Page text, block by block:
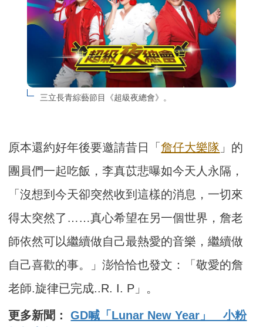
三立長青綜藝節目《超級夜總會》。
原本還約好年後要邀請昔日「詹仔大樂隊 」的
團員們一起吃飯，李真苡悲曝如今天人永隔，
「沒想到今天卻突然收到這樣的消息，一切來
得太突然了……真心希望在另一個世界，詹老
師依然可以繼續做自己最熱愛的音樂，繼續做
自己喜歡的事。」澎恰恰也發文：「敬愛的詹
老師.旋律已完成..R. I. P」。
更多新聞：GD喊「Lunar New Year」 小粉